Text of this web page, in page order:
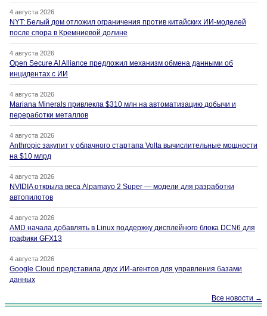
4 августа 2026
NYT: Белый дом отложил ограничения против китайских ИИ-моделей
после спора в Кремниевой долине
4 августа 2026
Open Secure AI Alliance предложил механизм обмена данными об
инцидентах с ИИ
4 августа 2026
Mariana Minerals привлекла $310 млн на автоматизацию добычи и
переработки металлов
4 августа 2026
Anthropic закупит у облачного стартапа Volta вычислительные мощности
на $10 млрд
4 августа 2026
NVIDIA открыла веса Alpamayo 2 Super — модели для разработки
автопилотов
4 августа 2026
AMD начала добавлять в Linux поддержку дисплейного блока DCN6 для
графики GFX13
4 августа 2026
Google Cloud представила двух ИИ-агентов для управления базами
данных
Все новости →